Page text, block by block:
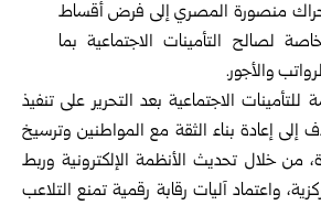
منصورة المصري إلى فرض أقساط
لصالح التأمينات الاجتماعية بما
والأجور.
الاجتماعية بعد التحرير على تنفيذ
إعادة بناء الثقة مع المواطنين وترسيخ
من خلال تحديث الأنظمة الإلكترونية وربط
واعتماد آليات رقابة رقمية تمنع التلاعب